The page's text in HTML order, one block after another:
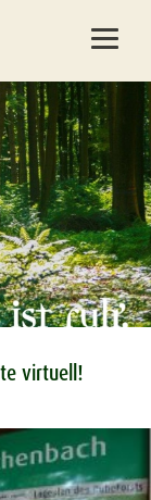
virtuell!